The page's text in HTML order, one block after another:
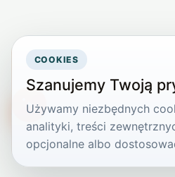
COOKIES
Szanujemy Twoją
Używamy niezbędnych
analityki, treści
opcjonalne albo
TikTokowa Jelonka